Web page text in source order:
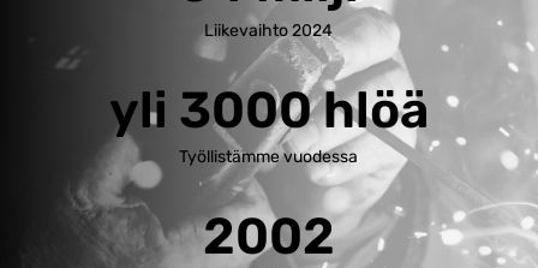
Liikevaihto 2024
yli 3000 hlöä
Työllistämme vuodessa
2002